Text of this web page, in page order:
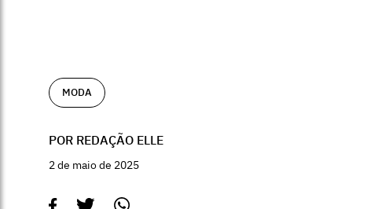
MODA
POR REDAÇÃO ELLE
2 de maio de 2025